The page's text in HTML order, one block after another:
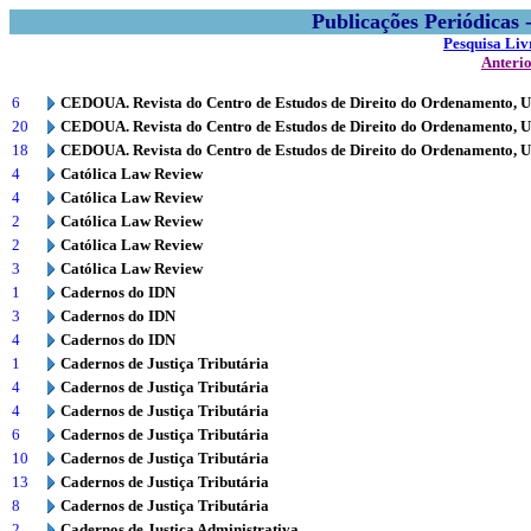
Publicações
Pesquisa
6
CEDOUA. Revista do Centro de Estudos de Direito do Ordenamento,
20
CEDOUA. Revista do Centro de Estudos de Direito do Ordenamento,
18
CEDOUA. Revista do Centro de Estudos de Direito do Ordenamento,
4
Católica Law Review
4
Católica Law Review
2
Católica Law Review
2
Católica Law Review
3
Católica Law Review
1
Cadernos do IDN
3
Cadernos do IDN
4
Cadernos do IDN
1
Cadernos de Justiça Tributária
4
Cadernos de Justiça Tributária
4
Cadernos de Justiça Tributária
6
Cadernos de Justiça Tributária
10
Cadernos de Justiça Tributária
13
Cadernos de Justiça Tributária
8
Cadernos de Justiça Tributária